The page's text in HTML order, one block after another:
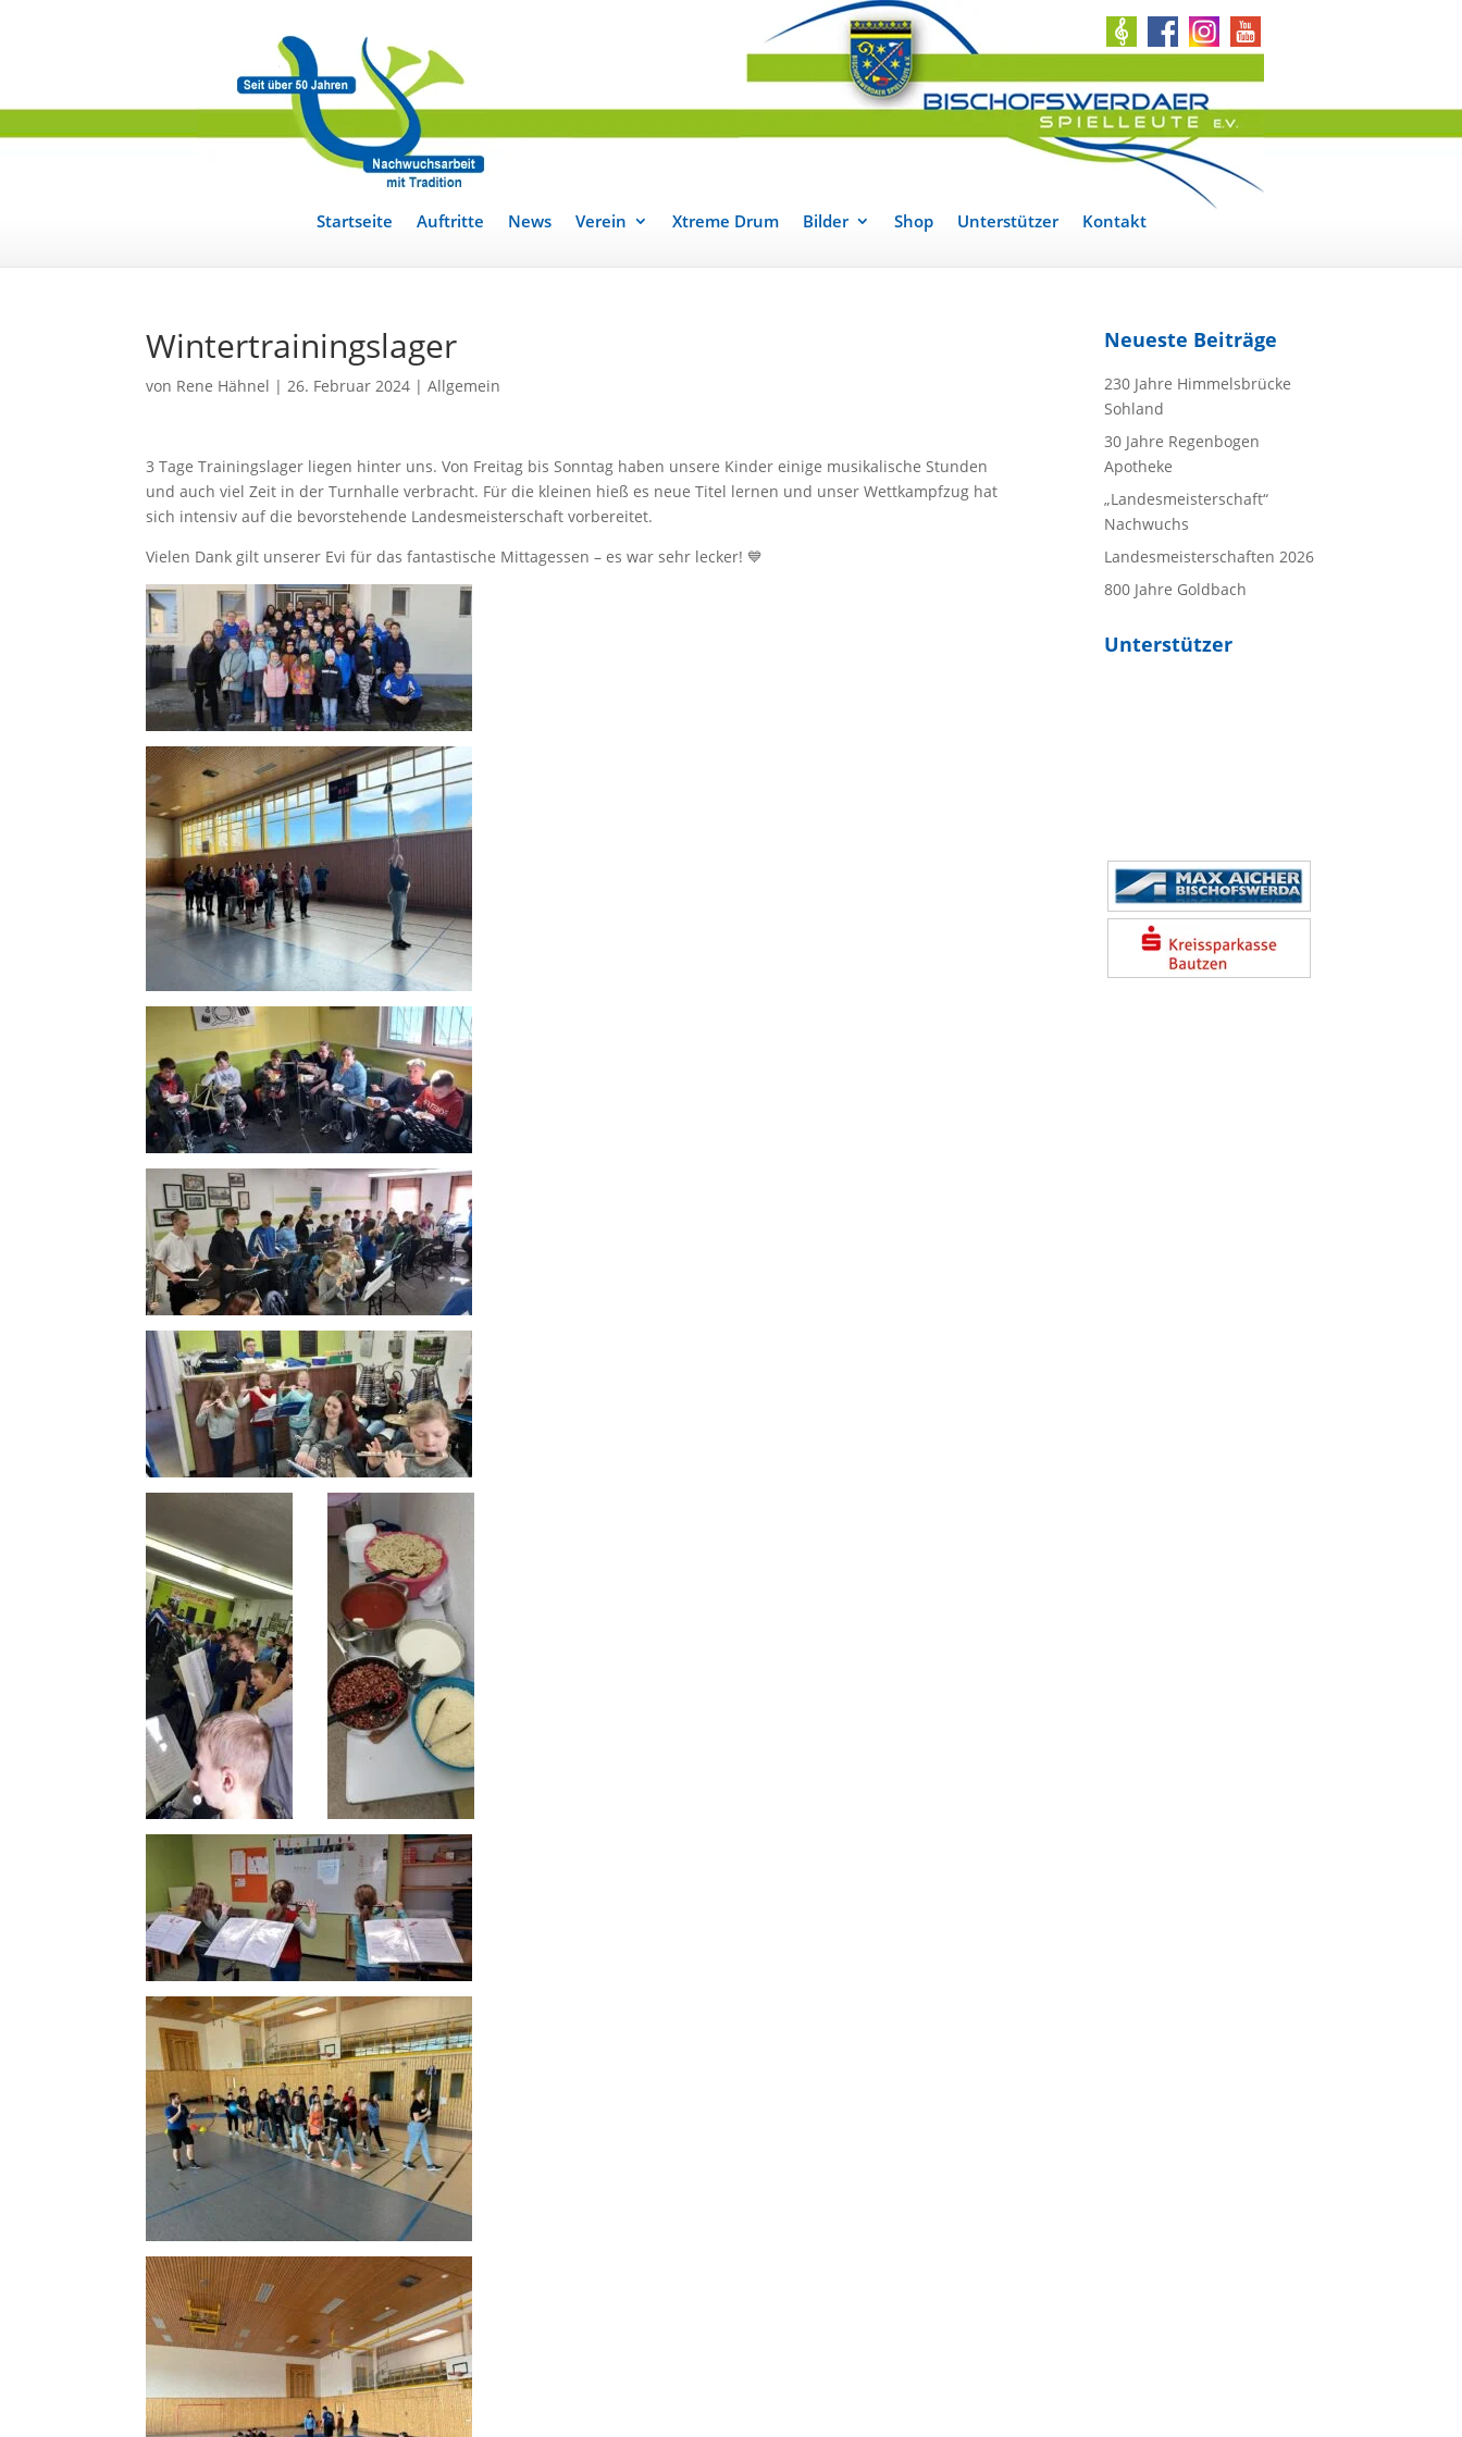
Startseite Auftritte News Verein Xtreme Drum Bilder Shop Unterstützer Kontakt
Wintertrainingslager
von Rene Hähnel |26. Februar 2024 |Allgemein
3 Tage Trainingslager liegen hinter uns. Von Freitag bis Sonntag haben unsere Kinder einige musikalische Stunden
und auch viel Zeit in der Turnhalle verbracht. Für die kleinen hieß es neue Titel lernen und unser Wettkampfzug hat
sich intensiv auf die bevorstehende Landesmeisterschaft vorbereitet.
Vielen Dank gilt unserer Evi für das fantastische Mittagessen – es war sehr lecker! 💙
Neueste Beiträge
230 Jahre Himmelsbrücke
Sohland
30 Jahre Regenbogen
Apotheke
„Landesmeisterschaft“
Nachwuchs
Landesmeisterschaften 2026
800 Jahre Goldbach
Unterstützer